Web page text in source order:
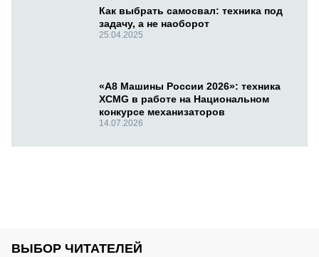
Как выбрать самосвал: техника под
задачу, а не наоборот
25.04.2025
«А8 Машины России 2026»: техника
XCMG в работе на Национальном
конкурсе механизаторов
14.07.2026
ВЫБОР ЧИТАТЕЛЕЙ